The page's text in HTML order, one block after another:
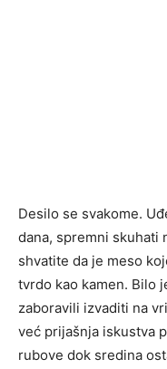
Desilo se svakome.
dana, spremni skuhati
shvatite da je meso
tvrdo kao kamen. Bilo
zaboravili izvaditi na
već prijašnja iskustva
rubove dok sredina